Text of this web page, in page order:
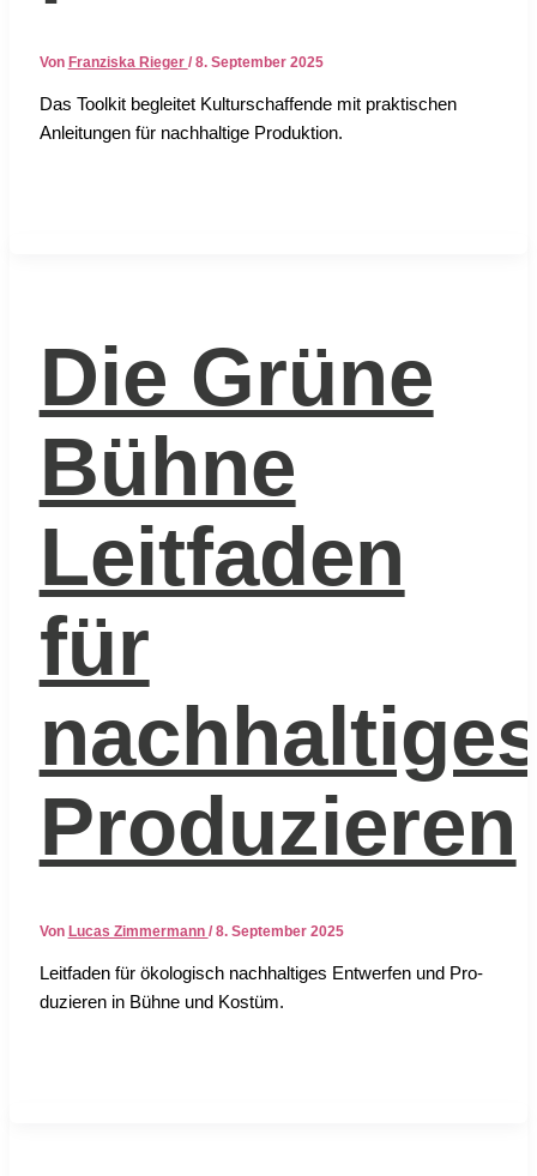
Von Franziska Rieger / 8. September 2025
Das Tool­kit beglei­tet Kul­tur­schaf­fen­de mit prak­ti­schen
Anlei­tun­gen für nach­hal­ti­ge Pro­duk­ti­on.
Die Grüne
Bühne
Leitfaden
für
Produzieren
Von Lucas Zimmermann / 8. September 2025
Leit­fa­den für öko­lo­gisch nach­hal­ti­ges Ent­wer­fen und Pro­
du­zie­ren in Büh­ne und Kos­tüm.